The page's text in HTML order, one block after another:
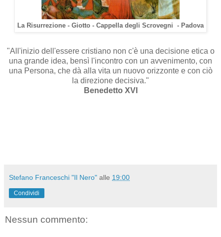
La Risurrezione - Giotto - Cappella degli Scrovegni - Padova
"All'inizio dell'essere cristiano non c'è una decisione etica o
una grande idea, bensì l'incontro con un avvenimento, con
una Persona, che dà alla vita un nuovo orizzonte e con ciò
la direzione decisiva."
Benedetto XVI
Stefano Franceschi "Il Nero" alle 19:00
Condividi
Nessun commento: